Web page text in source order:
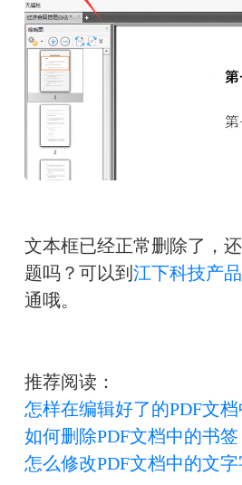
文本框已经正常删除了，
题吗？可以到 江下科技产
通哦。
推荐阅读：
怎样在编辑好了的PDF文
如何删除PDF文档中的书签
怎么修改PDF文档中的文